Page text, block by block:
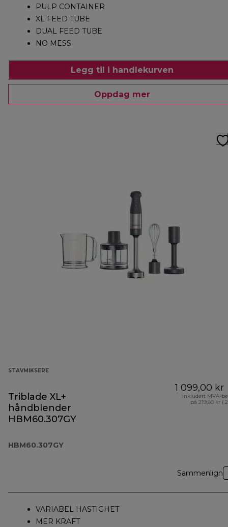
PULP CONTAINER
XL FEED TUBE
DUAL FEED TUBE
NO MESS
Legg til i handlekurven
Oppdag mer
STAVMIKSERE
Triblade XL+
håndblender
HBM60.307GY
HBM60.307GY
1 099,00 kr
Inkludert MVA-
på 219,80 kr (
Sammenlign
VARIABEL HASTIGHET
MER KRAFT